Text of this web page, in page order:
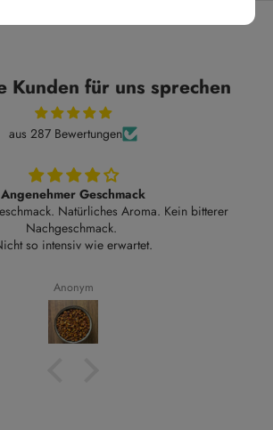
Kunden für uns sprechen
aus 287 Bewertungen
Angenehmer Geschmack
Natürliches Aroma. Kein bitterer
Nachgeschmack.
so intensiv wie erwartet.
Anonym